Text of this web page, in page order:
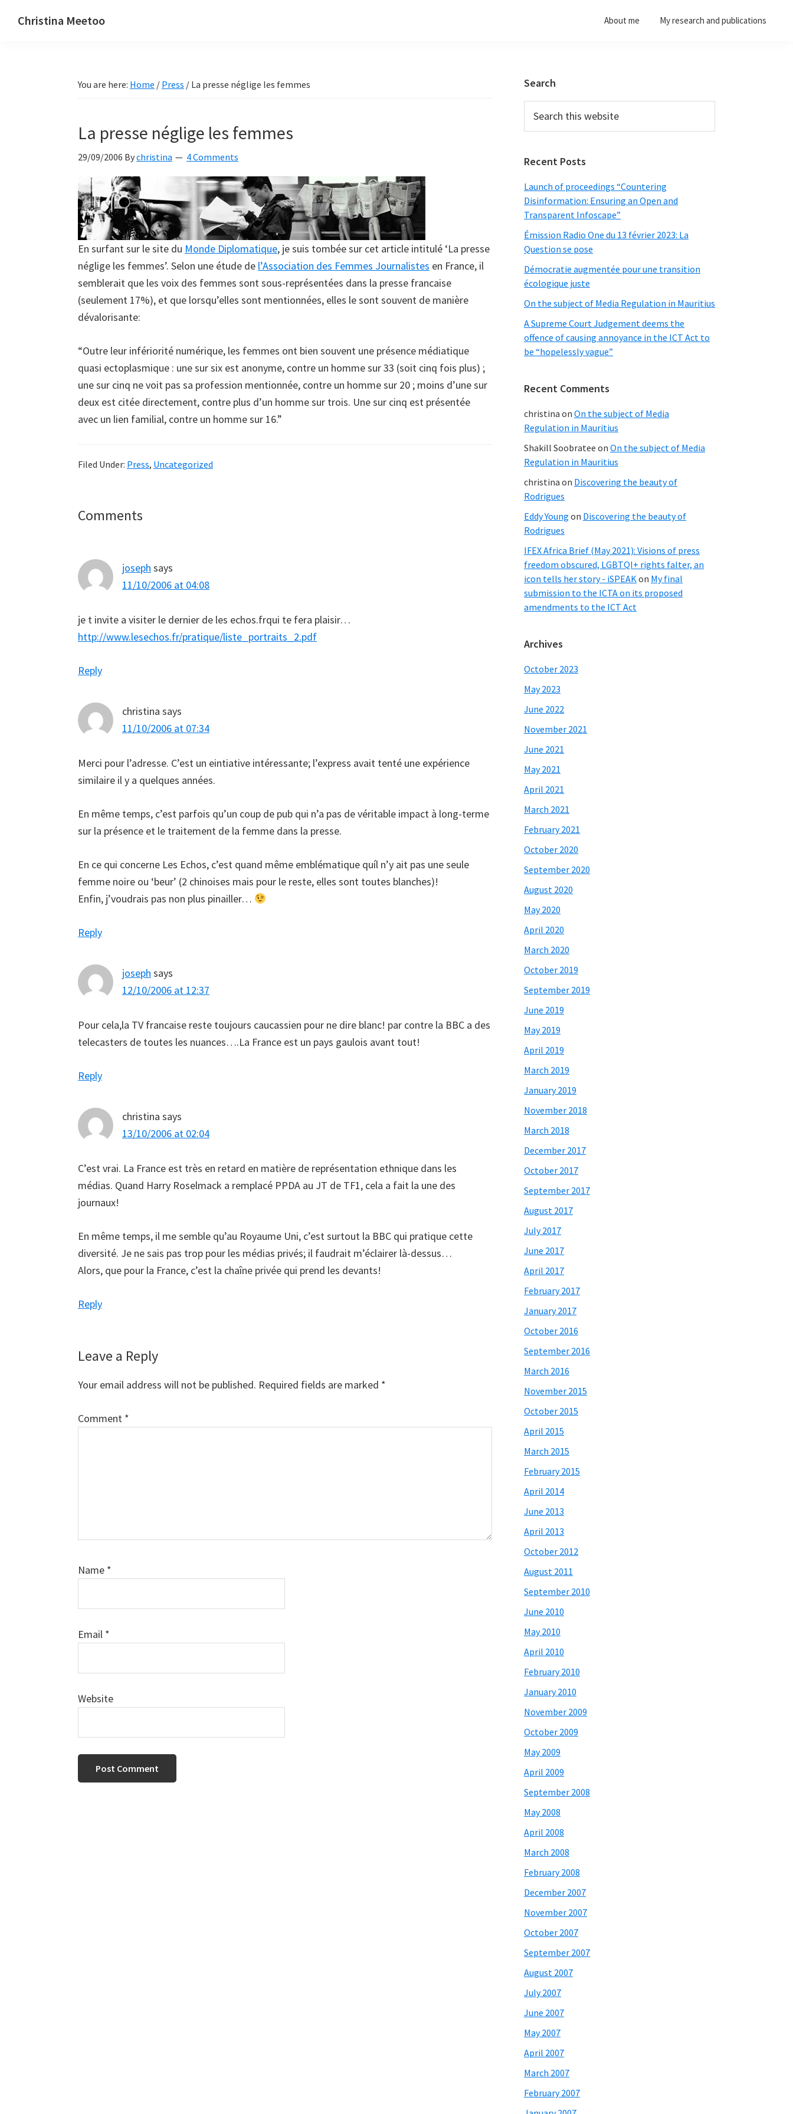
Christina Meetoo About me My research and publications
You are here: Home / Press / La presse néglige les femmes
La presse néglige les femmes
29/09/2006 Bychristina 4 Comments
En surfant sur le site du Monde Diplomatique, je suis tombée sur cet article intitulé ‘La presse
néglige les femmes’. Selon une étude de l’Association des Femmes Journalistes en France, il
semblerait que les voix des femmes sont sous-représentées dans la presse francaise
(seulement 17%), et que lorsqu’elles sont mentionnées, elles le sont souvent de manière
dévalorisante:
“Outre leur infériorité numérique, les femmes ont bien souvent une présence médiatique
quasi ectoplasmique : une sur six est anonyme, contre un homme sur 33 (soit cinq fois plus) ;
une sur cinq ne voit pas sa profession mentionnée, contre un homme sur 20 ; moins d’une sur
deux est citée directement, contre plus d’un homme sur trois. Une sur cinq est présentée
avec un lien familial, contre un homme sur 16.”
Filed Under: Press, Uncategorized
Reader
Comments
joseph says
11/10/2006 at 04:08
je t invite a visiter le dernier de les echos.frqui te fera plaisir…
http://www.lesechos.fr/pratique/liste_portraits_2.pdf
Reply
christina says
11/10/2006 at 07:34
Merci pour l’adresse. C’est un eintiative intéressante; l’express avait tenté une expérience
similaire il y a quelques années.
En même temps, c’est parfois qu’un coup de pub qui n’a pas de véritable impact à long-terme
sur la présence et le traitement de la femme dans la presse.
En ce qui concerne Les Echos, c’est quand même emblématique quíl n’y ait pas une seule
femme noire ou ‘beur’ (2 chinoises mais pour le reste, elles sont toutes blanches)!
Enfin, j’voudrais pas non plus pinailler…
Reply
joseph says
12/10/2006 at 12:37
Pour cela,la TV francaise reste toujours caucassien pour ne dire blanc! par contre la BBC a des
telecasters de toutes les nuances….La France est un pays gaulois avant tout!
Reply
christina says
13/10/2006 at 02:04
C’est vrai. La France est très en retard en matière de représentation ethnique dans les
médias. Quand Harry Roselmack a remplacé PPDA au JT de TF1, cela a fait la une des
journaux!
En même temps, il me semble qu’au Royaume Uni, c’est surtout la BBC qui pratique cette
diversité. Je ne sais pas trop pour les médias privés; il faudrait m’éclairer là-dessus…
Alors, que pour la France, c’est la chaîne privée qui prend les devants!
Reply
Leave a Reply
Your email address will not be published. Required fields are marked *
Comment *
Name *
Email *
Website
Primary
Sidebar
Search
this
Recent Posts
Launch of proceedings “Countering
Disinformation: Ensuring an Open and
Transparent Infoscape”
Émission Radio One du 13 février 2023: La
Question se pose
Démocratie augmentée pour une transition
écologique juste
On the subject of Media Regulation in Mauritius
A Supreme Court Judgement deems the
offence of causing annoyance in the ICT Act to
be “hopelessly vague”
Recent Comments
christina on On the subject of Media
Regulation in Mauritius
Shakill Soobratee on On the subject of Media
Regulation in Mauritius
christina on Discovering the beauty of
Rodrigues
Eddy Young on Discovering the beauty of
Rodrigues
IFEX Africa Brief (May 2021): Visions of press
freedom obscured, LGBTQI+ rights falter, an
icon tells her story - iSPEAKon My final
submission to the ICTA on its proposed
amendments to the ICT Act
Archives
October 2023
May 2023
June 2022
November 2021
June 2021
May 2021
April 2021
March 2021
February 2021
October 2020
September 2020
August 2020
May 2020
April 2020
March 2020
October 2019
September 2019
June 2019
May 2019
April 2019
March 2019
January 2019
November 2018
March 2018
December 2017
October 2017
September 2017
August 2017
July 2017
June 2017
April 2017
February 2017
January 2017
October 2016
September 2016
March 2016
November 2015
October 2015
April 2015
March 2015
February 2015
April 2014
June 2013
April 2013
October 2012
August 2011
September 2010
June 2010
May 2010
April 2010
February 2010
January 2010
November 2009
October 2009
May 2009
April 2009
September 2008
May 2008
April 2008
March 2008
February 2008
December 2007
November 2007
October 2007
September 2007
August 2007
July 2007
June 2007
May 2007
April 2007
March 2007
February 2007